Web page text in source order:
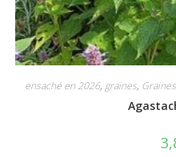
ensaché en 2026, graines,